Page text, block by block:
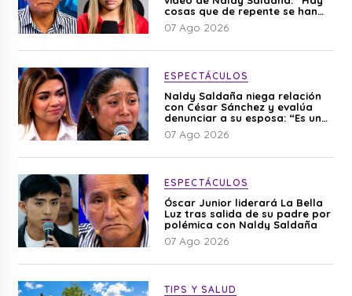
cosas que de repente se han
editado”
07 Ago 2026
ESPECTÁCULOS
Naldy Saldaña niega relación
con César Sánchez y evalúa
denunciar a su esposa: “Es una
difamación”
07 Ago 2026
ESPECTÁCULOS
Óscar Junior liderará La Bella
Luz tras salida de su padre por
polémica con Naldy Saldaña
07 Ago 2026
TIPS Y SALUD